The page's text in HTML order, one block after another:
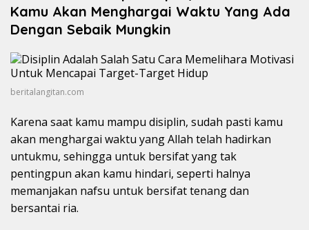
Kamu Akan Menghargai Waktu Yang Ada
Dengan Sebaik Mungkin
beritalangitan.com
Karena saat kamu mampu disiplin, sudah pasti kamu
akan menghargai waktu yang Allah telah hadirkan
untukmu, sehingga untuk bersifat yang tak
pentingpun akan kamu hindari, seperti halnya
memanjakan nafsu untuk bersifat tenang dan
bersantai ria.